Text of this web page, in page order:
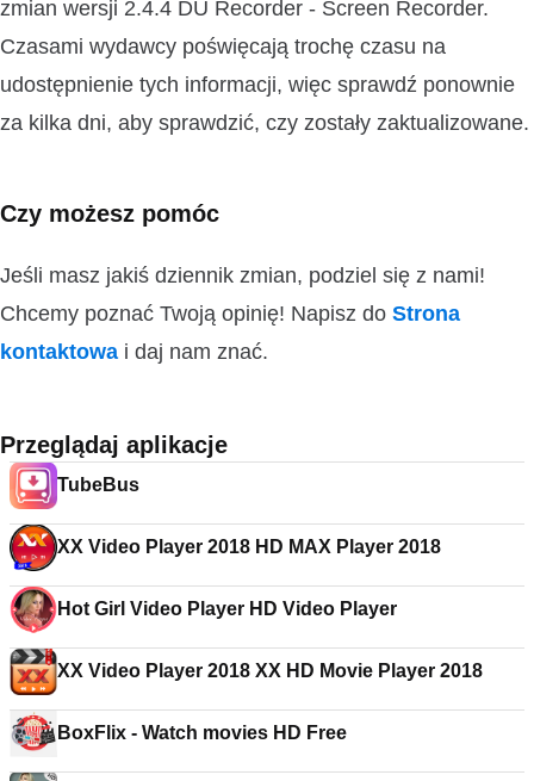
zmian wersji 2.4.4 DU Recorder - Screen Recorder.
Czasami wydawcy poświęcają trochę czasu na
udostępnienie tych informacji, więc sprawdź ponownie
za kilka dni, aby sprawdzić, czy zostały zaktualizowane.
Czy możesz pomóc
Jeśli masz jakiś dziennik zmian, podziel się z nami!
Chcemy poznać Twoją opinię! Napisz do Strona
kontaktowa i daj nam znać.
Przeglądaj aplikacje
TubeBus
XX Video Player 2018 HD MAX Player 2018
Hot Girl Video Player HD Video Player
XX Video Player 2018 XX HD Movie Player 2018
BoxFlix - Watch movies HD Free